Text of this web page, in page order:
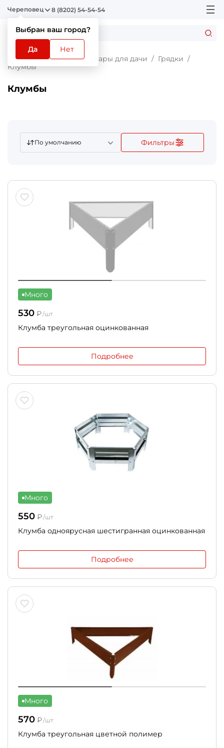
Череповец
Выбран ваш город?
Да Нет
8 (8202) 54-54-54
Главная Каталог Товары для дачи
Грядки
Клумбы
Клумбы
По умолчанию Фильтры
Много
530 ₽/шт
Клумба треугольная оцинкованная
Подробнее
Много
550 ₽/шт
Клумба одноярусная шестигранная оцинкованная
Подробнее
Много
570 ₽/шт
Клумба треугольная цветной полимер